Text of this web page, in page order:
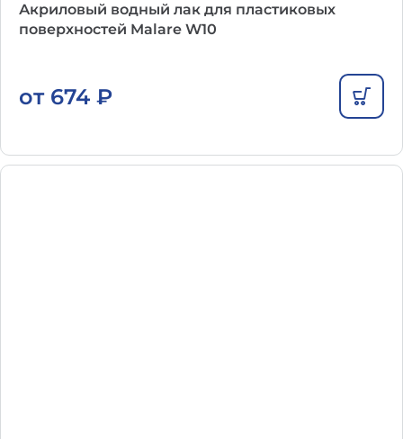
Акриловый водный лак для пластиковых
поверхностей Malare W10
от 674 ₽